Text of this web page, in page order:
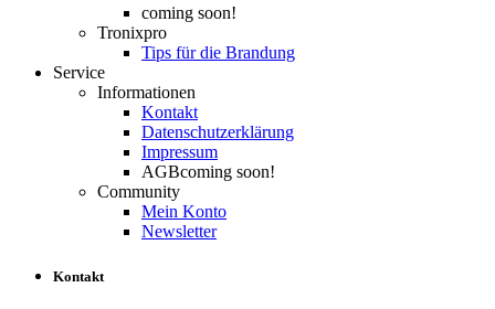
coming soon!
Tronixpro
Tips für die Brandung
Service
Informationen
Kontakt
Datenschutzerklärung
Impressum
AGBcoming soon!
Community
Mein Konto
Newsletter
Kontakt